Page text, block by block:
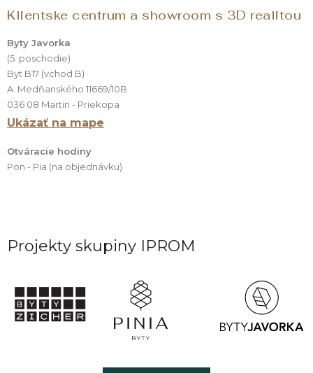
Klientske centrum a showroom s 3D realitou
Byty Javorka
(5. poschodie)
Byt B17 (vchod B)
A. Medňanského 11669/10B
036 08 Martin - Priekopa
Ukázať na mape
Otváracie hodiny
Pon - Pia (na objednávku)
Projekty skupiny IPROM